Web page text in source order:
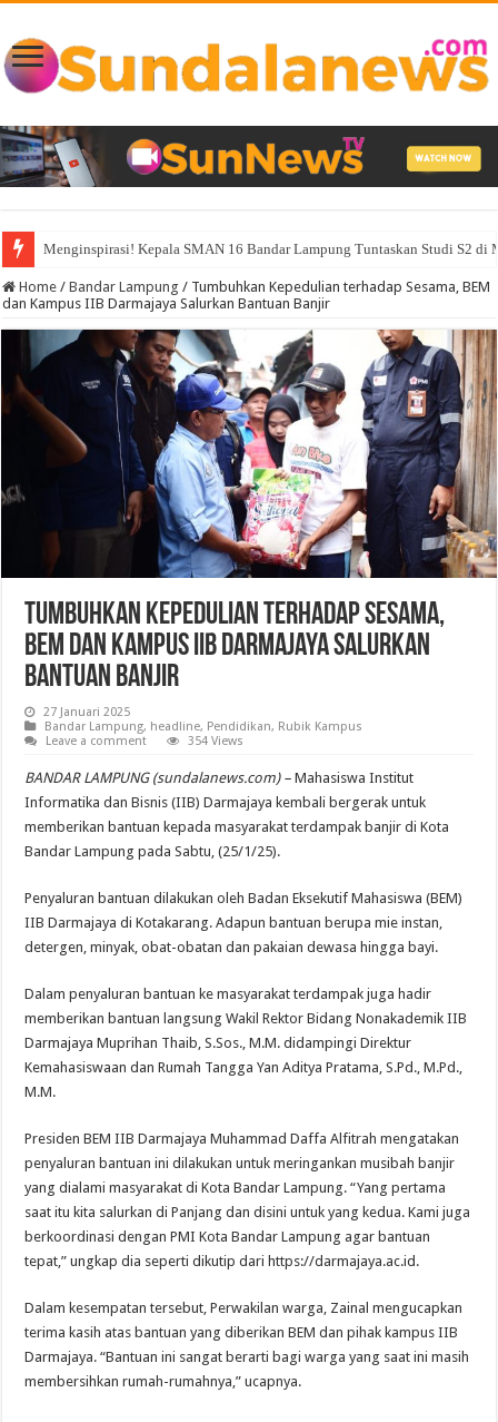
Menginspirasi! Kepala SMAN 16 Bandar Lampung Tuntaskan Studi S2 di
Home / Bandar Lampung / Tumbuhkan Kepedulian terhadap Sesama, BEM
dan Kampus IIB Darmajaya Salurkan Bantuan Banjir
Tumbuhkan Kepedulian terhadap Sesama,
BEM dan Kampus IIB Darmajaya Salurkan
Bantuan Banjir
27 Januari 2025
Bandar Lampung, headline, Pendidikan, Rubik Kampus
Leave a comment
354 Views
BANDAR LAMPUNG (sundalanews.com) – Mahasiswa Institut
Informatika dan Bisnis (IIB) Darmajaya kembali bergerak untuk
memberikan bantuan kepada masyarakat terdampak banjir di Kota
Bandar Lampung pada Sabtu, (25/1/25).
Penyaluran bantuan dilakukan oleh Badan Eksekutif Mahasiswa (BEM)
IIB Darmajaya di Kotakarang. Adapun bantuan berupa mie instan,
detergen, minyak, obat-obatan dan pakaian dewasa hingga bayi.
Dalam penyaluran bantuan ke masyarakat terdampak juga hadir
memberikan bantuan langsung Wakil Rektor Bidang Nonakademik IIB
Darmajaya Muprihan Thaib, S.Sos., M.M. didampingi Direktur
Kemahasiswaan dan Rumah Tangga Yan Aditya Pratama, S.Pd., M.Pd.,
M.M.
Presiden BEM IIB Darmajaya Muhammad Daffa Alfitrah mengatakan
penyaluran bantuan ini dilakukan untuk meringankan musibah banjir
yang dialami masyarakat di Kota Bandar Lampung. “Yang pertama
saat itu kita salurkan di Panjang dan disini untuk yang kedua. Kami juga
berkoordinasi dengan PMI Kota Bandar Lampung agar bantuan
tepat,” ungkap dia seperti dikutip dari https://darmajaya.ac.id.
Dalam kesempatan tersebut, Perwakilan warga, Zainal mengucapkan
terima kasih atas bantuan yang diberikan BEM dan pihak kampus IIB
Darmajaya. “Bantuan ini sangat berarti bagi warga yang saat ini masih
membersihkan rumah-rumahnya,” ucapnya.